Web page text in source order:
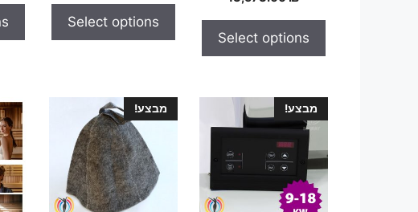
o
o
5
Select options
o
5
Select options
מבצע! מבצע!